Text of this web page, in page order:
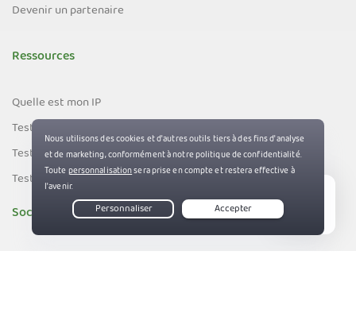
Devenir un partenaire
Ressources
Quelle est mon IP
Test de fuite DNS
Test de fuite d'adresses e-mail
Test de fuite IPv6
Société